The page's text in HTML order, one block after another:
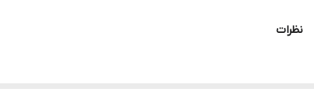
نظرات